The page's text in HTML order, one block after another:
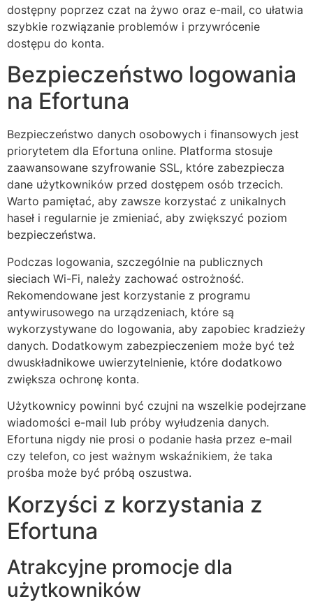
dostępny poprzez czat na żywo oraz e-mail, co ułatwia
szybkie rozwiązanie problemów i przywrócenie
dostępu do konta.
Bezpieczeństwo logowania
na Efortuna
Bezpieczeństwo danych osobowych i finansowych jest
priorytetem dla Efortuna online. Platforma stosuje
zaawansowane szyfrowanie SSL, które zabezpiecza
dane użytkowników przed dostępem osób trzecich.
Warto pamiętać, aby zawsze korzystać z unikalnych
haseł i regularnie je zmieniać, aby zwiększyć poziom
bezpieczeństwa.
Podczas logowania, szczególnie na publicznych
sieciach Wi-Fi, należy zachować ostrożność.
Rekomendowane jest korzystanie z programu
antywirusowego na urządzeniach, które są
wykorzystywane do logowania, aby zapobiec kradzieży
danych. Dodatkowym zabezpieczeniem może być też
dwuskładnikowe uwierzytelnienie, które dodatkowo
zwiększa ochronę konta.
Użytkownicy powinni być czujni na wszelkie podejrzane
wiadomości e-mail lub próby wyłudzenia danych.
Efortuna nigdy nie prosi o podanie hasła przez e-mail
czy telefon, co jest ważnym wskaźnikiem, że taka
prośba może być próbą oszustwa.
Korzyści z korzystania z
Efortuna
Atrakcyjne promocje dla
użytkowników